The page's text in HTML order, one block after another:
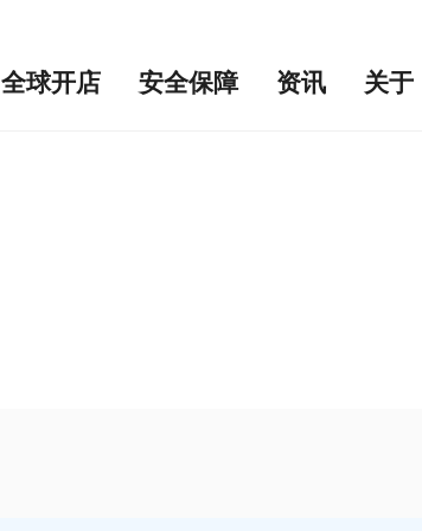
全球开店 安全保障 资讯 关于